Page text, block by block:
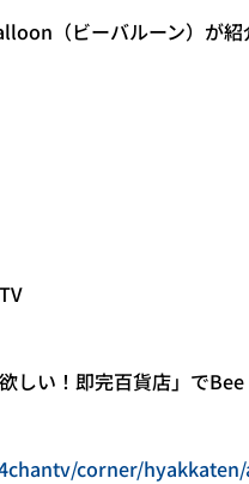
（ビーバルーン）が紹
しい！即完百貨店」で
corner/